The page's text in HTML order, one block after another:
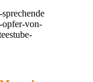
opfer-von-